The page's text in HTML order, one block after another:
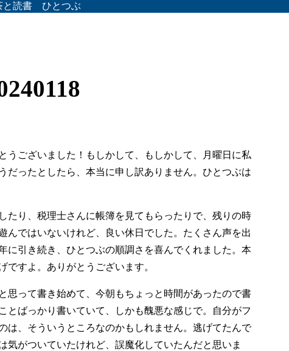
と読書 ひとつぶ
うございました！もしかして、もしかして、月曜日に私
だったとしたら、本当に申し訳ありません。ひとつぶは
たり、税理士さんに帳簿を見てもらったりで、残りの時
んではいないけれど、良い休日でした。たくさん声を出
に引き続き、ひとつぶの順調さを喜んでくれました。本
ですよ。ありがとうございます。
思って書き始めて、今朝もちょっと時間があったので書
とばっかり書いていて、しかも醜悪な感じで。自分がフ
は、そういうところなのかもしれません。逃げてたんで
気がついていたけれど、誤魔化していたんだと思いま